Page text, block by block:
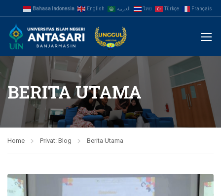
Bahasa Indonesia English العربية ไทย Türkçe Français
BERITA UTAMA
Home Privat: Blog Berita Utama